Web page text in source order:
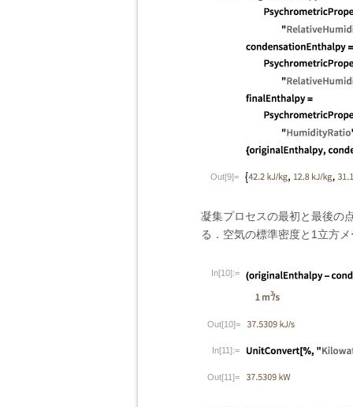
Out[9]=
凝集プロセスの最初と最後の
る．空気の標準密度と1立方
In[10]:=
Out[10]=
In[11]:=
Out[11]=